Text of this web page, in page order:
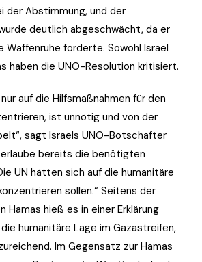
der Abstimmung, und der
deutlich abgeschwächt, da er
Waffenruhe forderte. Sowohl Israel
haben die UNO-Resolution kritisiert.
auf die Hilfsmaßnahmen für den
ist unnötig und von der
sagt Israels UNO-Botschafter
erlaube bereits die benötigten
UN hätten sich auf die humanitäre
sollen.“ Seitens der
Hamas hieß es in einer Erklärung
humanitäre Lage im Gazastreifen,
Im Gegensatz zur Hamas